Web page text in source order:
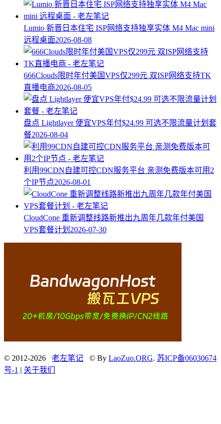
Lumio 新晋日本住宅 ISP网络支持独享实体 M4 Mac mini
远程桌面2026-08-08
666Clouds限时年付美国VPS仅299元 双ISP网络支持TK
直播电商2026-08-05
盘点 Lightlayer 便宜VPS年付$24.99 可选不限流量计划套
餐2026-08-04
利用99CDN自建可控CDN服务平台 亲测免费版本可用2
个IP节点2026-08-01
CloudCone 重新调整线路新推出九周年几款年付美国
VPS套餐计划 2026-07-30
© 2012-2026 老左笔记 © By LaoZuo.ORG. 苏ICP备06030674
号-1 | 关于我们